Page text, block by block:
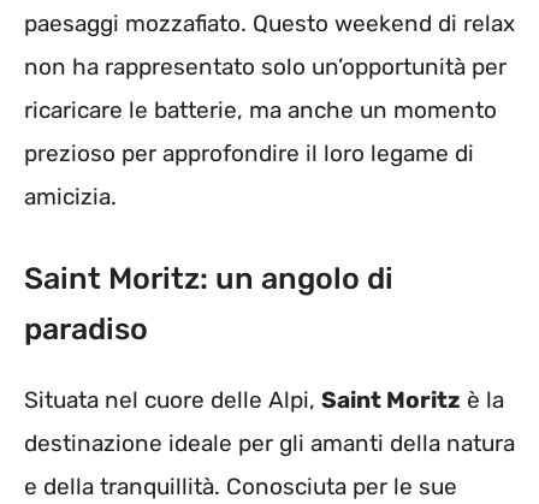
paesaggi mozzafiato. Questo weekend di relax
non ha rappresentato solo un’opportunità per
ricaricare le batterie, ma anche un momento
prezioso per approfondire il loro legame di
amicizia.
Saint Moritz: un angolo di
paradiso
Situata nel cuore delle Alpi, Saint Moritz è la
destinazione ideale per gli amanti della natura
e della tranquillità. Conosciuta per le sue